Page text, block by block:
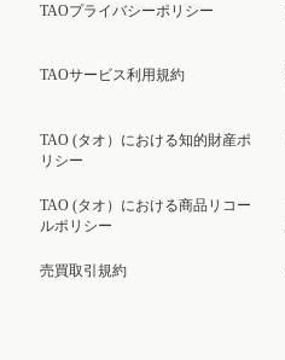
TAOプライバシーポリシー
TAOサービス利用規約
TAO (タオ）における知的財産ポ
リシー
TAO (タオ）における商品リコー
ルポリシー
売買取引規約